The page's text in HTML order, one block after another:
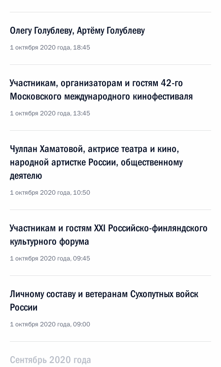
Олегу Голублеву, Артёму Голублеву
1 октября 2020 года, 18:45
Участникам, организаторам и гостям 42-го
Московского международного кинофестиваля
1 октября 2020 года, 13:45
Чулпан Хаматовой, актрисе театра и кино,
народной артистке России, общественному
деятелю
1 октября 2020 года, 10:50
Участникам и гостям XXI Российско-финляндского
культурного форума
1 октября 2020 года, 09:45
Личному составу и ветеранам Сухопутных войск
России
1 октября 2020 года, 09:00
Сентябрь 2020 года